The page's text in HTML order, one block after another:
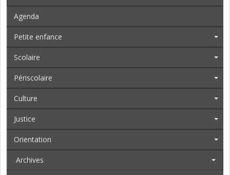
Agenda
Petite enfance
Scolaire
Périscolaire
Culture
Justice
Orientation
Archives